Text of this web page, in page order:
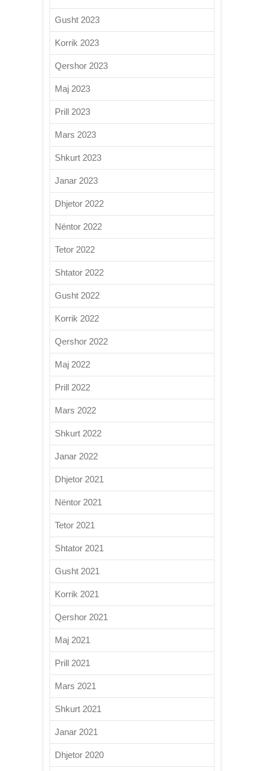
Gusht 2023
Korrik 2023
Qershor 2023
Maj 2023
Prill 2023
Mars 2023
Shkurt 2023
Janar 2023
Dhjetor 2022
Nëntor 2022
Tetor 2022
Shtator 2022
Gusht 2022
Korrik 2022
Qershor 2022
Maj 2022
Prill 2022
Mars 2022
Shkurt 2022
Janar 2022
Dhjetor 2021
Nëntor 2021
Tetor 2021
Shtator 2021
Gusht 2021
Korrik 2021
Qershor 2021
Maj 2021
Prill 2021
Mars 2021
Shkurt 2021
Janar 2021
Dhjetor 2020